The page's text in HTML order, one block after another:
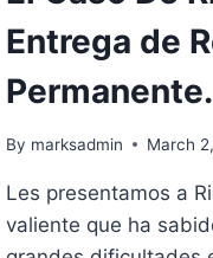
Entrega de
Permanente.
By marksadmin March
Les presentamos a
valiente que ha